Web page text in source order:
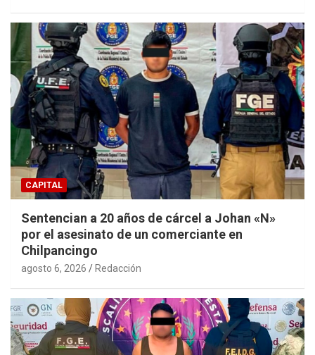
CAPITAL
Sentencian a 20 años de cárcel a Johan «N»
por el asesinato de un comerciante en
Chilpancingo
agosto 6, 2026 Redacción